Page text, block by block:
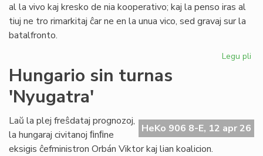
al la vivo kaj kresko de nia kooperativo; kaj la penso iras al
tiuj ne tro rimarkitaj ĉar ne en la unua vico, sed gravaj sur la
batalfronto.
Legu pli
Hungario sin turnas
'Nyugatra'
HeKo 906 8-E, 12 apr 26
Laŭ la plej freŝdataj prognozoj,
la hungaraj civitanoj ﬁnﬁne
eksigis ĉefministron Orbán Viktor kaj lian koalicion.